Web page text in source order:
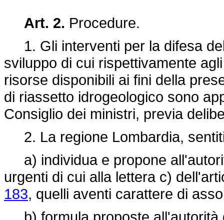
Art. 2. Procedure.
1. Gli interventi per la difesa
sviluppo di cui rispettivamente
risorse disponibili ai fini della
di riassetto idrogeologico sono
Consiglio dei ministri, previa
2. La regione Lombardia,
a) individua e propone
urgenti di cui alla lettera c)
183, quelli aventi carattere di